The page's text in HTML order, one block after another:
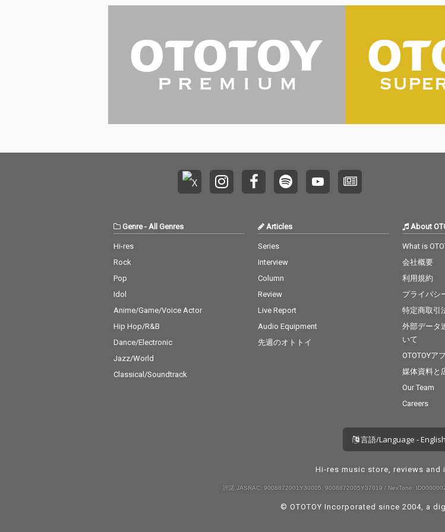
Genre- All Genres
Hi-res
Rock
Pop
Idol
Anime/Game/Voice Actor
Hip Hop/R&B
Dance/Electronic
Jazz/World
Classical/Soundtrack
Articles
Series
Interview
Column
Review
Live Report
Audio Equipment
先週のオトトイ
About
What is
会社概要
利用規約
プライバシ
特定商取引
外部データ
いて
OTOTOYア
媒体資料と
Our Team
Careers
言語/Language - English
Hi-res music store, reviews and
許諾 JASRAC: 9008872001Y30005, 9008872005Y37019 / NexTone:
© OTOTOY Incorporated since 2004, a